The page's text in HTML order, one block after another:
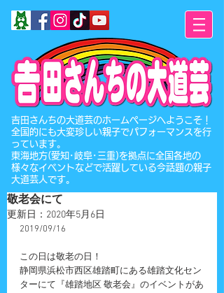
​吉田さんちの大道芸のホームページへようこそ！
全国的にも大変珍しい親子でパフォーマンスを行
っています。
東海地方(愛知･岐阜･三重)を拠点に全国各地の
様々なイベントなどで活躍している今話題の親子
大道芸人です。
敬老会にて
更新日： 2020年5月6日
2019/09/16
この日は敬老の日！
静岡県浜松市西区雄踏町にある雄踏文化セン
ターにて『雄踏地区 敬老会』のイベントがあ